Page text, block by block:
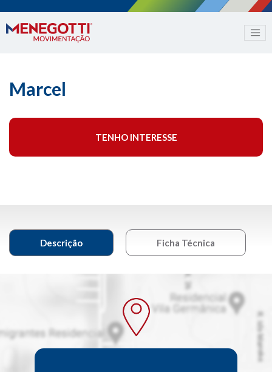
Marcel
TENHO INTERESSE
Descrição Ficha Técnica